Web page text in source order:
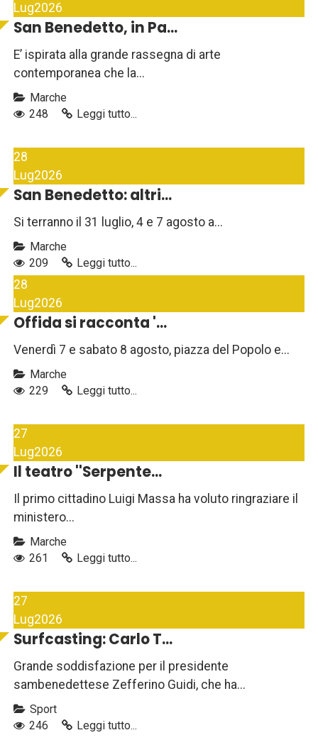
Lug2026
San Benedetto, in Pa...
E’ ispirata alla grande rassegna di arte
contemporanea che la...
Marche
248
Leggi tutto...
28
Lug2026
San Benedetto: altri...
Si terranno il 31 luglio, 4 e 7 agosto a...
Marche
209
Leggi tutto...
28
Lug2026
Offida si racconta '...
Venerdì 7 e sabato 8 agosto, piazza del Popolo e...
Marche
229
Leggi tutto...
27
Lug2026
Il teatro ''Serpente...
Il primo cittadino Luigi Massa ha voluto ringraziare il
ministero...
Marche
261
Leggi tutto...
27
Lug2026
Surfcasting: Carlo T...
Grande soddisfazione per il presidente
sambenedettese Zefferino Guidi, che ha...
Sport
246
Leggi tutto...